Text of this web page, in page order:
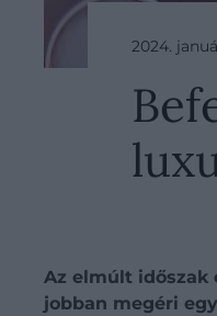
2024.
Az elmúlt időszak
jobban megéri